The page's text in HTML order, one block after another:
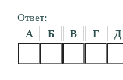
Ответ:
А Б В Г Д